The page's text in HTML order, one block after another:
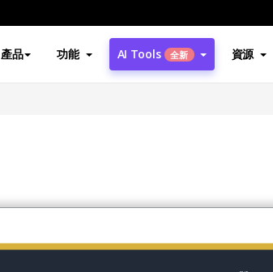
產品 功能 AI Tools 全新 資源